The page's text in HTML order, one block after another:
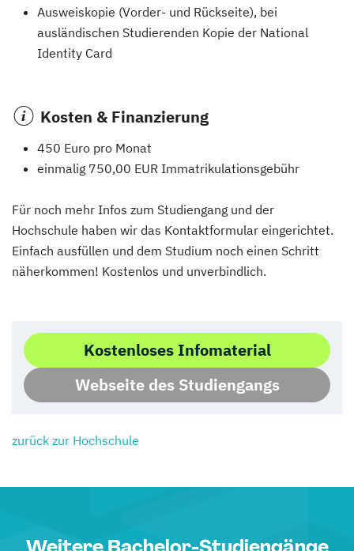
Ausweiskopie (Vorder- und Rückseite), bei
ausländischen Studierenden Kopie der National
Identity Card
Kosten & Finanzierung
450 Euro pro Monat
einmalig 750,00 EUR Immatrikulationsgebühr
Für noch mehr Infos zum Studiengang und der
Hochschule haben wir das Kontaktformular eingerichtet.
Einfach ausfüllen und dem Studium noch einen Schritt
näherkommen! Kostenlos und unverbindlich.
Kostenloses Infomaterial
Webseite des Studiengangs
zurück zur Hochschule